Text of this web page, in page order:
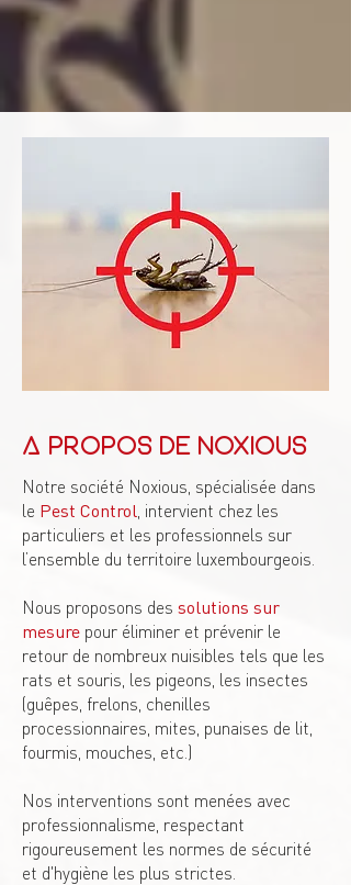
A propos de Noxious
Notre société Noxious, spécialisée dans
le Pest Control , intervient chez les
particuliers et les professionnels sur
l’ensemble du territoire luxembourgeois.
Nous proposons des solutions sur
mesure pour éliminer et prévenir le
retour de nombreux nuisibles tels que les
rats et souris, les pigeons, les insectes
(guêpes, frelons, chenilles
processionnaires, mites, punaises de lit,
fourmis, mouches, etc.)
Nos interventions sont menées avec
professionnalisme, respectant
rigoureusement les normes de sécurité
et d'hygiène les plus strictes.